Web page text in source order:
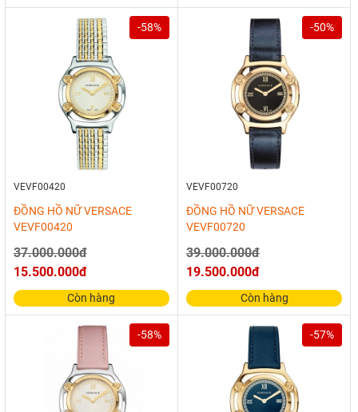
-58%
VEVF00420
ĐỒNG HỒ NỮ VERSACE
VEVF00420
37.000.000đ
15.500.000đ
Còn hàng
-50%
VEVF00720
ĐỒNG HỒ NỮ VERSACE
VEVF00720
39.000.000đ
19.500.000đ
Còn hàng
-58% -57%